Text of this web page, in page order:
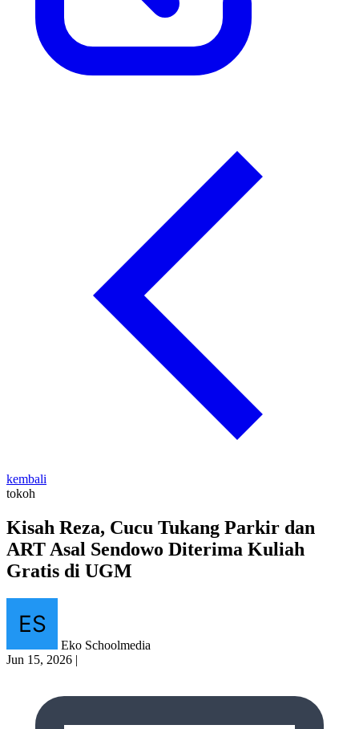
kembali
tokoh
Kisah Reza, Cucu Tukang Parkir dan
ART Asal Sendowo Diterima Kuliah
Gratis di UGM
Eko Schoolmedia
Jun 15, 2026 |